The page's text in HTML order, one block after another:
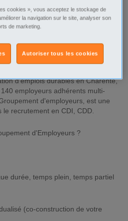
plein
employeurs adhérents multi-
d'employeurs, est une
recrutement en CDI, CDD.
d'Employeurs ?
durée, temps plein, temps partiel
(co-construction de votre
cookies », vous acceptez le stockage de
la navigation sur le site, analyser son
de marketing.
Autoriser tous les cookies